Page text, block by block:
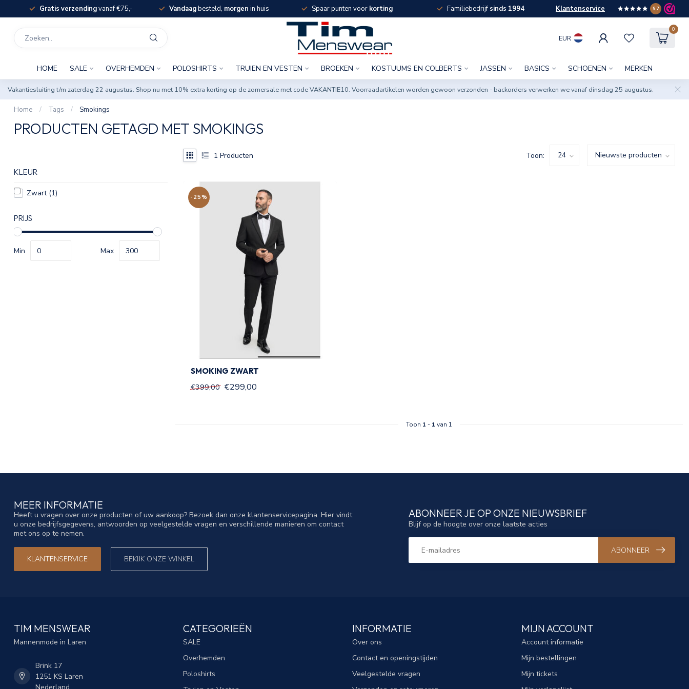
Gratis verzendingvanaf €75,- Vandaagbesteld, morgen in huis Spaar punten voor korting Familiebedrijf sinds 1994 Klantenservice 9.7
EUR
0
HOME SALE OVERHEMDEN POLOSHIRTS TRUIEN EN VESTEN BROEKEN KOSTUUMS EN COLBERTS JASSEN BASICS SCHOENEN MERKEN
Vakantiesluiting t/m zaterdag 22 augustus. Shop nu met 10% extra korting op de zomersale met code VAKANTIE10. Voorraadartikelen worden gewoon verzonden - backorders verwerken we vanaf dinsdag 25 augustus.
Home / Tags / Smokings
PRODUCTEN GETAGD MET SMOKINGS
KLEUR
Zwart (1)
PRIJS
Min Max
1 Producten Toon:
-25%
SMOKING ZWART
€399,00 €299,00
Toon 1 - 1 van 1
MEER INFORMATIE
Heeft u vragen over onze producten of uw aankoop? Bezoek dan onze klantenservicepagina. Hier vindt
u onze bedrijfsgegevens, antwoorden op veelgestelde vragen en verschillende manieren om contact
met ons op te nemen.
KLANTENSERVICE BEKIJK ONZE WINKEL
ABONNEER JE OP ONZE NIEUWSBRIEF
Blijf op de hoogte over onze laatste acties
ABONNEER
TIM MENSWEAR
Mannenmode in Laren
Brink 17
1251 KS Laren
CATEGORIEËN
SALE
Overhemden
Poloshirts
INFORMATIE
Over ons
Contact en openingstijden
Veelgestelde vragen
MIJN ACCOUNT
Account informatie
Mijn bestellingen
Mijn tickets